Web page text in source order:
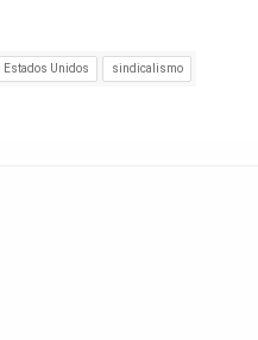
Estados Unidos sindicalismo